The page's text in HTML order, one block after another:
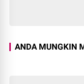
ANDA MUNGKIN